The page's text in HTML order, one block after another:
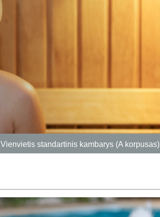
Vienvietis standartinis kambarys (A korpusas)